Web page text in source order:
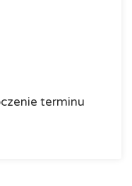
terminu